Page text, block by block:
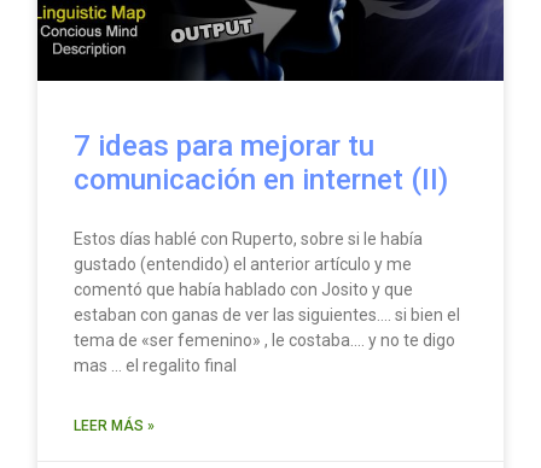
7 ideas para mejorar tu
comunicación en internet (II)
Estos días hablé con Ruperto, sobre si le había
gustado (entendido) el anterior artículo y me
comentó que había hablado con Josito y que
estaban con ganas de ver las siguientes…. si bien el
tema de «ser femenino» , le costaba…. y no te digo
mas … el regalito final
LEER MÁS »